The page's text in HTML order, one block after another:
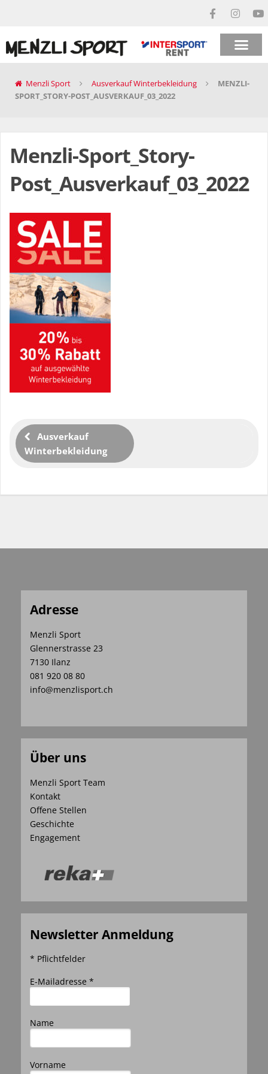
Menzli Sport Ausverkauf Winterbekleidung
MENZLI-
SPORT_STORY-POST_AUSVERKAUF_03_2022
Menzli-Sport_Story-
Post_Ausverkauf_03_2022
Ausverkauf
Winterbekleidung
Adresse
Menzli Sport
Glennerstrasse 23
7130 Ilanz
081 920 08 80
info@menzlisport.ch
Über uns
Menzli Sport Team
Kontakt
Offene Stellen
Geschichte
Engagement
Newsletter Anmeldung
* Pflichtfelder
E-Mailadresse *
Name
Vorname